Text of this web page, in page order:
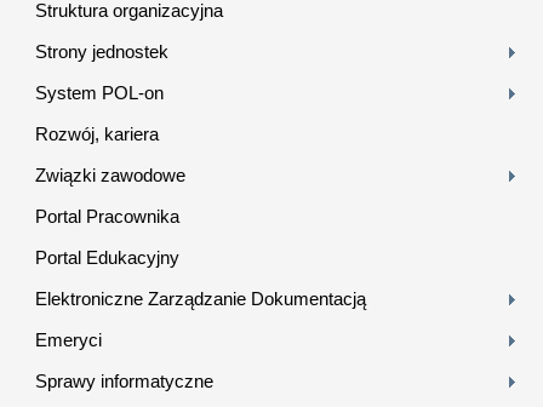
Struktura organizacyjna
Strony jednostek
System POL-on
Rozwój, kariera
Związki zawodowe
Portal Pracownika
Portal Edukacyjny
Elektroniczne Zarządzanie Dokumentacją
Emeryci
Sprawy informatyczne